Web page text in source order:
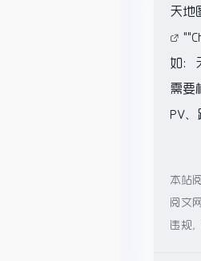
天地
""
如：
需要
PV、
本站
阅文
违规